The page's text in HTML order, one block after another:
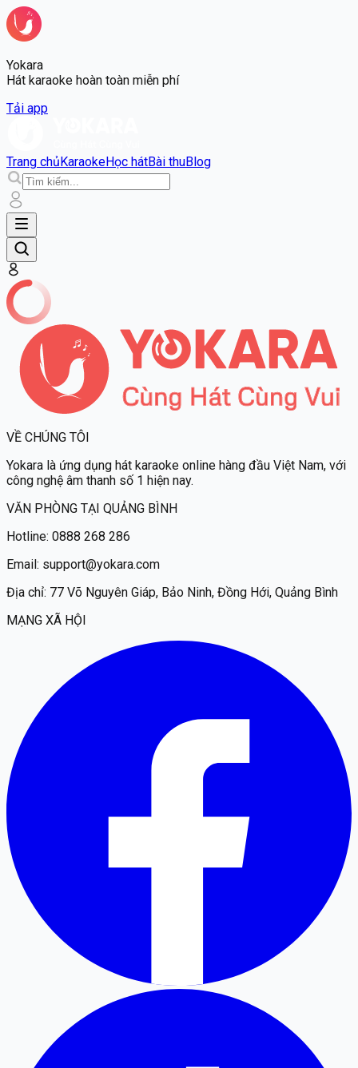
Yokara
Hát karaoke hoàn toàn miễn phí
Tải app
Trang chủKaraokeHọc hátBài thuBlog
VỀ CHÚNG TÔI
Yokara là ứng dụng hát karaoke online hàng đầu Việt Nam, với
công nghệ âm thanh số 1 hiện nay.
VĂN PHÒNG TẠI QUẢNG BÌNH
Hotline: 0888 268 286
Email: support@yokara.com
Địa chỉ: 77 Võ Nguyên Giáp, Bảo Ninh, Đồng Hới, Quảng Bình
MẠNG XÃ HỘI